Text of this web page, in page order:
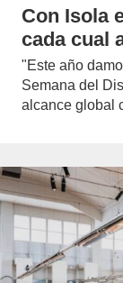
Con Isola
cada cual
"Este año
Semana del
alcance global